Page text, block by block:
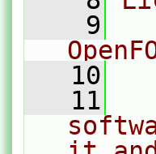
    9
   10
   11